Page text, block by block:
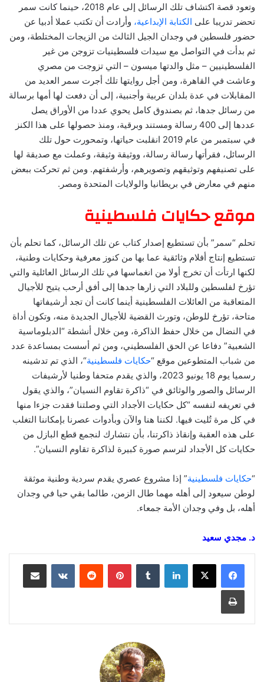
وتعود قصة اكتشاف تلك الرسائل إلى عام 2018، حينما كانت سمر
تحضر تدريبا على الكتابة الإبداعية، وأرادت أن تكتب عملا أدبيا عن
حضور فلسطين في وجدان الجيل الثالث من الزيجات المختلطة، ومن
ثم بدأت في التواصل مع سيدات فلسطينيات تزوجن من غير
الفلسطينيين – مثل والدتها ميسون – التي تزوجت من مصري
وعاشت في القاهرة، ومن أجل روايتها تلك أجرت سمر العديد من
المقابلات في عدة بلدان عربية وأجنبية، إلى أن دفعت لها أمها برسالة
من رسائل جدها، ثم بصندوق كامل يحوي عددا من الأوراق يصل
عددها إلى 400 رسالة ومستند وبرقية، ومنذ حصولها على هذا الكنز
في سبتمبر من عام 2019 انقلبت حياتها، وتمحورت حول تلك
الرسائل، فقرأتها رسالة رسالة، ووثيقة وثيقة، وعملت مع صديقة لها
على تصنيفهم وتوثيقهم وتصويرهم، وأرشفتهم. ومن ثم تحركت ببعض
منهم في معارض في بريطانيا والولايات المتحدة ومصر.
موقع حكايات فلسطينية
تحلم “سمر” بأن تستطيع إصدار كتاب عن تلك الرسائل، كما تحلم بأن
تستطيع إنتاج أفلام وثائقية عما بها من كنوز معرفية وحكايات وطنية،
لكنها ارتأت أن تخرج أولا من انغماسها في تلك الرسائل العائلية والتي
تؤرخ لفلسطين وللبلاد التي زارها جدها إلى أفق أرحب يتيح للأجيال
المتعاقبة من العائلات الفلسطينية أينما كانت أن تجد أرشيفاتها
متاحة، تؤرخ للوطن، وتورث القضية للأجيال الجديدة منه، وتكون أداة
في النضال من خلال حفظ الذاكرة، ومن خلال أنشطة “الدبلوماسية
الشعبية” دفاعا عن الحق الفلسطيني، ومن ثم أسست بمساعدة عدد
من شباب المتطوعين موقع “حكايات فلسطينية“، الذي تم تدشينه
رسميا يوم 18 يونيو 2023، والذي يقدم متحفا وطنيا لأرشيفات
الرسائل والصور والوثائق في “ذاكرة تقاوم النسيان”، والذي يقول
في تعريفه لنفسه “كل حكايات الأجداد التي وصلتنا فقدت جزءا منها
في كل مرة تُليت فيها. لكننا هنا والآن وبأدوات عصرنا بإمكاننا التغلب
على هذه العقبة وإنقاذ ذاكرتنا، بأن نتشارك لنجمع قطع البازل من
حكايات كل الأجداد لنرسم صورة كبيرة لذاكرة تقاوم النسيان”.
“حكايات فلسطينية” إذا مشروع عصري يقدم سردية وطنية موثقة
لوطن سيعود إلى أهله مهما طال الزمن، طالما بقي حيا في وجدان
أهله، بل وفي وجدان الأمة جمعاء.
د. مجدي سعيد
لينكدإن بينتيريست